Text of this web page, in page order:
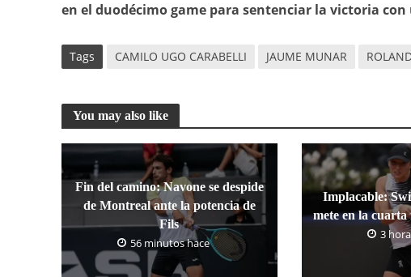
en el duodécimo game para sentenciar la victoria con
Tags CAMILO UGO CARABELLI JAUME MUNAR
You may also like
Fin del camino: Navone se despide
de Montreal ante la potencia de
Fils
56 minutos hace
Implacable:
mete en la
3